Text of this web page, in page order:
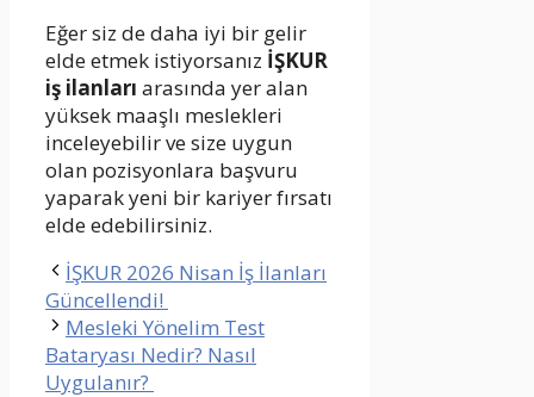
Eğer siz de daha iyi bir gelir
elde etmek istiyorsanız İŞKUR
iş ilanları arasında yer alan
yüksek maaşlı meslekleri
inceleyebilir ve size uygun
olan pozisyonlara başvuru
yaparak yeni bir kariyer fırsatı
elde edebilirsiniz.
İŞKUR 2026 Nisan İş İlanları
Güncellendi!
Mesleki Yönelim Test
Bataryası Nedir? Nasıl
Uygulanır?